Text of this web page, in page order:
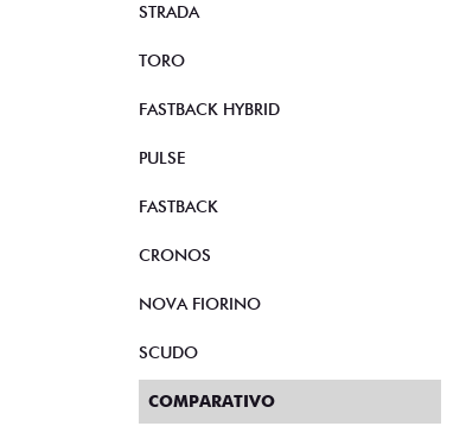
STRADA
TORO
FASTBACK HYBRID
PULSE
FASTBACK
CRONOS
NOVA FIORINO
SCUDO
COMPARATIVO